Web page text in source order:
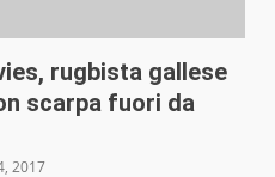
rugbista gallese
scarpa fuori da
2017